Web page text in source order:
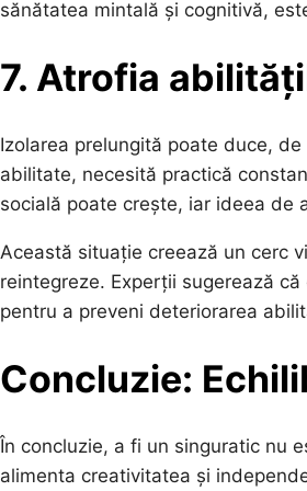
sănătatea mintală și cognitivă,
7. Atrofia
Izolarea prelungită poate duce,
abilitate, necesită practică
socială poate crește, iar ideea de
Această situație creează un cerc
reintegreze. Experții sugerează
pentru a preveni deteriorarea
Concluzie:
În concluzie, a fi un singuratic nu
alimenta creativitatea și